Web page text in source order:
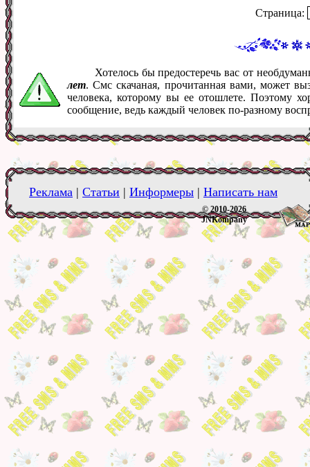
Страница:
Хотелось бы предостеречь вас от
лет. Смс скачаная, прочитанная вами, может
человека, которому вы ее отошлете. Поэтому
сообщение, ведь каждый человек по-разному
Реклама | Статьи | Информеры | Написать нам
© 2010-2026
JNKompany